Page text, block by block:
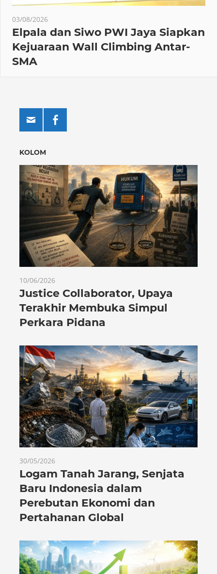
03/08/2026
Elpala dan Siwo PWI Jaya Siapkan
Kejuaraan Wall Climbing Antar-
SMA
KOLOM
10/06/2026
Justice Collaborator, Upaya
Terakhir Membuka Simpul
Perkara Pidana
30/05/2026
Logam Tanah Jarang, Senjata
Baru Indonesia dalam
Perebutan Ekonomi dan
Pertahanan Global